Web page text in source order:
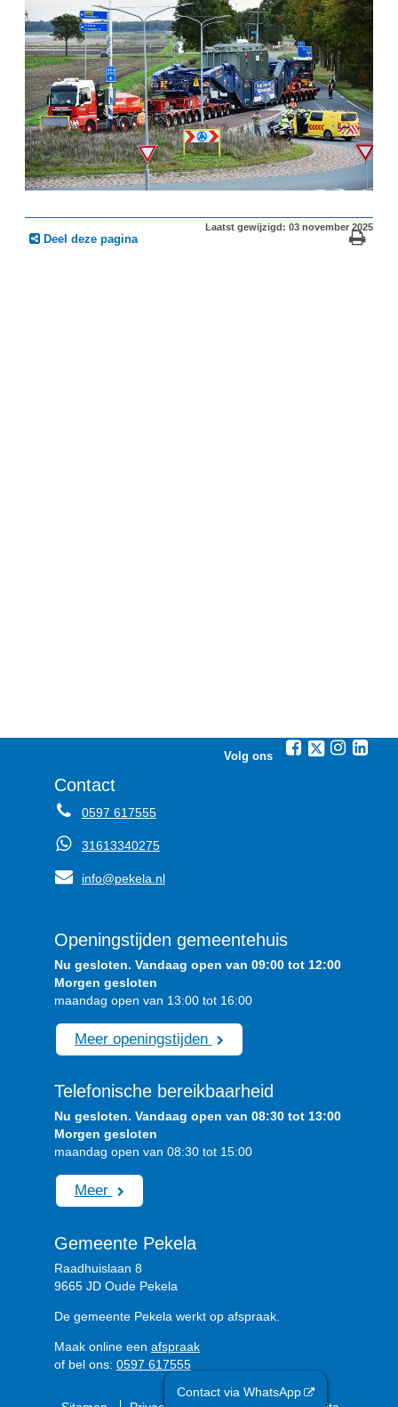
Contact via WhatsApp
Deel deze pagina
Laatst gewijzigd: 03 november 2025
Volg ons
Contact
0597 617555
31613340275
info@pekela.nl
Openingstijden gemeentehuis
Nu gesloten. Vandaag open van 09:00 tot 12:00
Morgen gesloten
maandag open van 13:00 tot 16:00
Meer openingstijden
Telefonische bereikbaarheid
Nu gesloten. Vandaag open van 08:30 tot 13:00
Morgen gesloten
maandag open van 08:30 tot 15:00
Meer
Gemeente Pekela
Raadhuislaan 8
9665 JD Oude Pekela
De gemeente Pekela werkt op afspraak.
Maak online een afspraak
of bel ons: 0597 617555